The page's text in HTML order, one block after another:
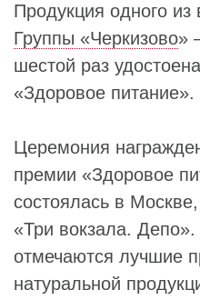
Продукция одного
Группы «Черкизово»
шестой раз
«Здоровое питание».
Церемония
премии «Здоровое
состоялась в
«Три вокзала.
отмечаются лучшие
натуральной